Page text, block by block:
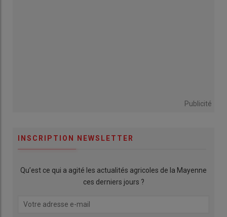
Publicité
INSCRIPTION NEWSLETTER
Qu’est ce qui a agité les actualités agricoles de la Mayenne
ces derniers jours ?